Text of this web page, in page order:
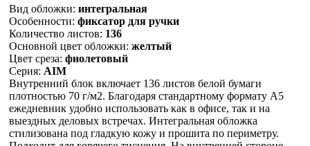
Вид обложки: интегральная
Особенности: фиксатор для ручки
Количество листов: 136
Основной цвет обложки: желтый
Цвет среза: фиолетовый
Серия: AIM
Внутренний блок включает 136 листов белой бумаги
плотностью 70 г/м2. Благодаря стандартному формату А5
ежедневник удобно использовать как в офисе, так и на
выездных деловых встречах. Интегральная обложка
стилизована под гладкую кожу и прошита по периметру.